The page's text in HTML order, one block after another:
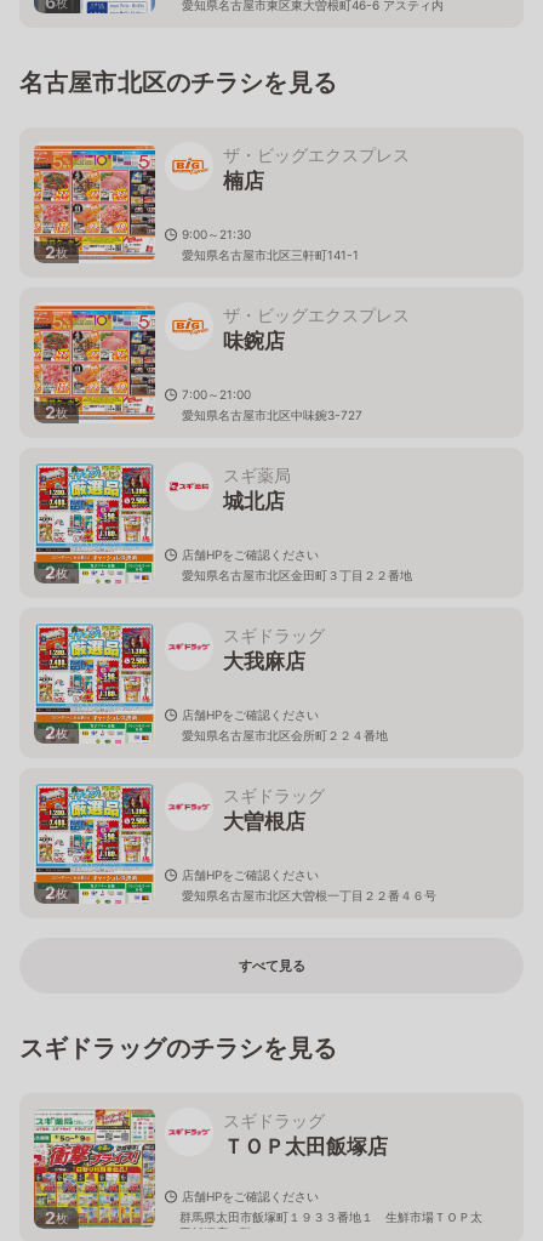
愛知県名古屋市東区東大曽根町46-6 アスティ内
名古屋市北区のチラシを見る
2枚
ザ・ビッグエクスプレス
楠店
9:00～21:30
愛知県名古屋市北区三軒町141-1
2枚
ザ・ビッグエクスプレス
味鋺店
7:00～21:00
愛知県名古屋市北区中味鋺3-727
2枚
スギ薬局
城北店
店舗HPをご確認ください
愛知県名古屋市北区金田町３丁目２２番地
2枚
スギドラッグ
大我麻店
店舗HPをご確認ください
愛知県名古屋市北区会所町２２４番地
2枚
スギドラッグ
大曽根店
店舗HPをご確認ください
愛知県名古屋市北区大曽根一丁目２２番４６号
すべて見る
スギドラッグのチラシを見る
2枚
スギドラッグ
ＴＯＰ太田飯塚店
店舗HPをご確認ください
群馬県太田市飯塚町１９３３番地１ 生鮮市場ＴＯＰ太
田飯塚店１階